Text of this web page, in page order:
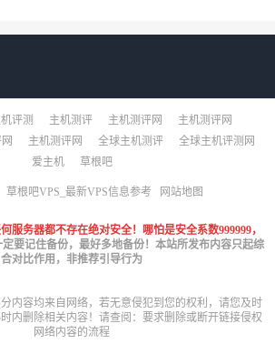
评测 主机测评 主机测评网
主机测评网
主机测评网 全球主机测评
全球主机评测网
爱主机
草根吧
草根吧VPS_最新VPS信息参考 网站地图
服务器都不存在绝对安全！哪怕是安全系数999999，
要记住备份，最好多地备份！本站所发布内容只起综
合对比作用，非推荐引导行为
内容均来自网络，若无意侵犯到您的权利，请您及时
内删除相关内容！请查阅： 要求删除或断开链接侵权
网络内容的流程